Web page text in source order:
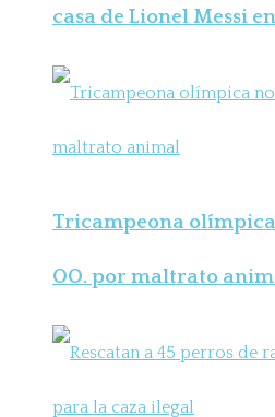
casa de Lionel Messi
Tricampeona olímpica
OO. por maltrato